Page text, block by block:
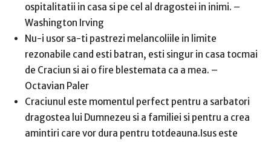
ospitalitatii in casa si pe cel al dragostei in inimi. –
Washington Irving
Nu-i usor sa-ti pastrezi melancoliile in limite
rezonabile cand esti batran, esti singur in casa tocmai
de Craciun si ai o fire blestemata ca a mea. –
Octavian Paler
Craciunul este momentul perfect pentru a sarbatori
dragostea lui Dumnezeu si a familiei si pentru a crea
amintiri care vor dura pentru totdeauna.Isus este